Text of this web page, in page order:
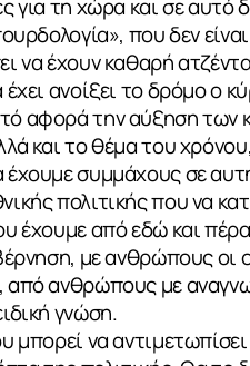
για τη χώρα και σε
που δεν
να έχουν καθαρή
ανοίξει το δρόμο ο
αφορά την αύξηση των
και το θέμα του
συμμάχους σε
πολιτικής που να
έχουμε από εδώ και
με ανθρώπους οι
ανθρώπους με
γνώση.
μπορεί να